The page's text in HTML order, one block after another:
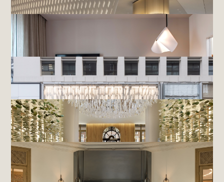
SALON AIR FRANCE, ROISSY-EN-FRANCE
HÔTEL LES HARAS 2,